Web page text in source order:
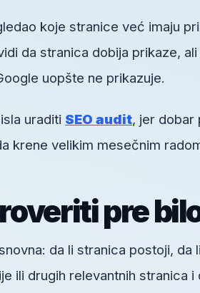
koje stranice već imaju
da stranica dobija prikaze,
uopšte ne prikazuje.
uraditi SEO audit, jer dobar
krene velikim mesečnim
pre
da li stranica postoji, da
ili drugih relevantnih stranica